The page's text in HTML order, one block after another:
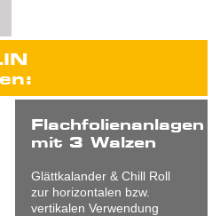
Flachfolienanlagen
mit 3 Walzen
Glättkalander & Chill Roll
zur horizontalen bzw.
vertikalen Verwendung